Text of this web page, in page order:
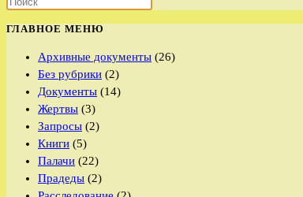
1862)
ГЛАВНОЕ МЕНЮ
Архивные документы (26)
Без рубрики (2)
Документы (14)
Жертвы (3)
Запросы (2)
Книги (5)
Палачи (22)
Прадеды (2)